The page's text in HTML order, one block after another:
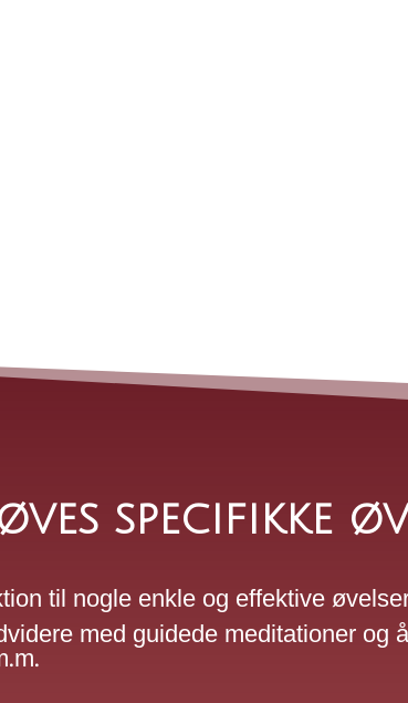
specifikke
til nogle enkle og effektive
med guidede meditationer